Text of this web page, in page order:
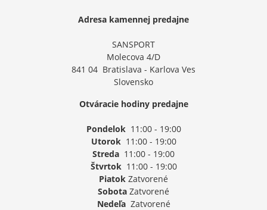
Adresa kamennej predajne
SANSPORT
Molecova 4/D
841 04 Bratislava - Karlova Ves
Slovensko
Otváracie hodiny predajne
Pondelok11:00 - 19:00
Utorok11:00 - 19:00
Streda 11:00 - 19:00
Štvrtok11:00 - 19:00
Piatok Zatvorené
Sobota Zatvorené
NedeľaZatvorené